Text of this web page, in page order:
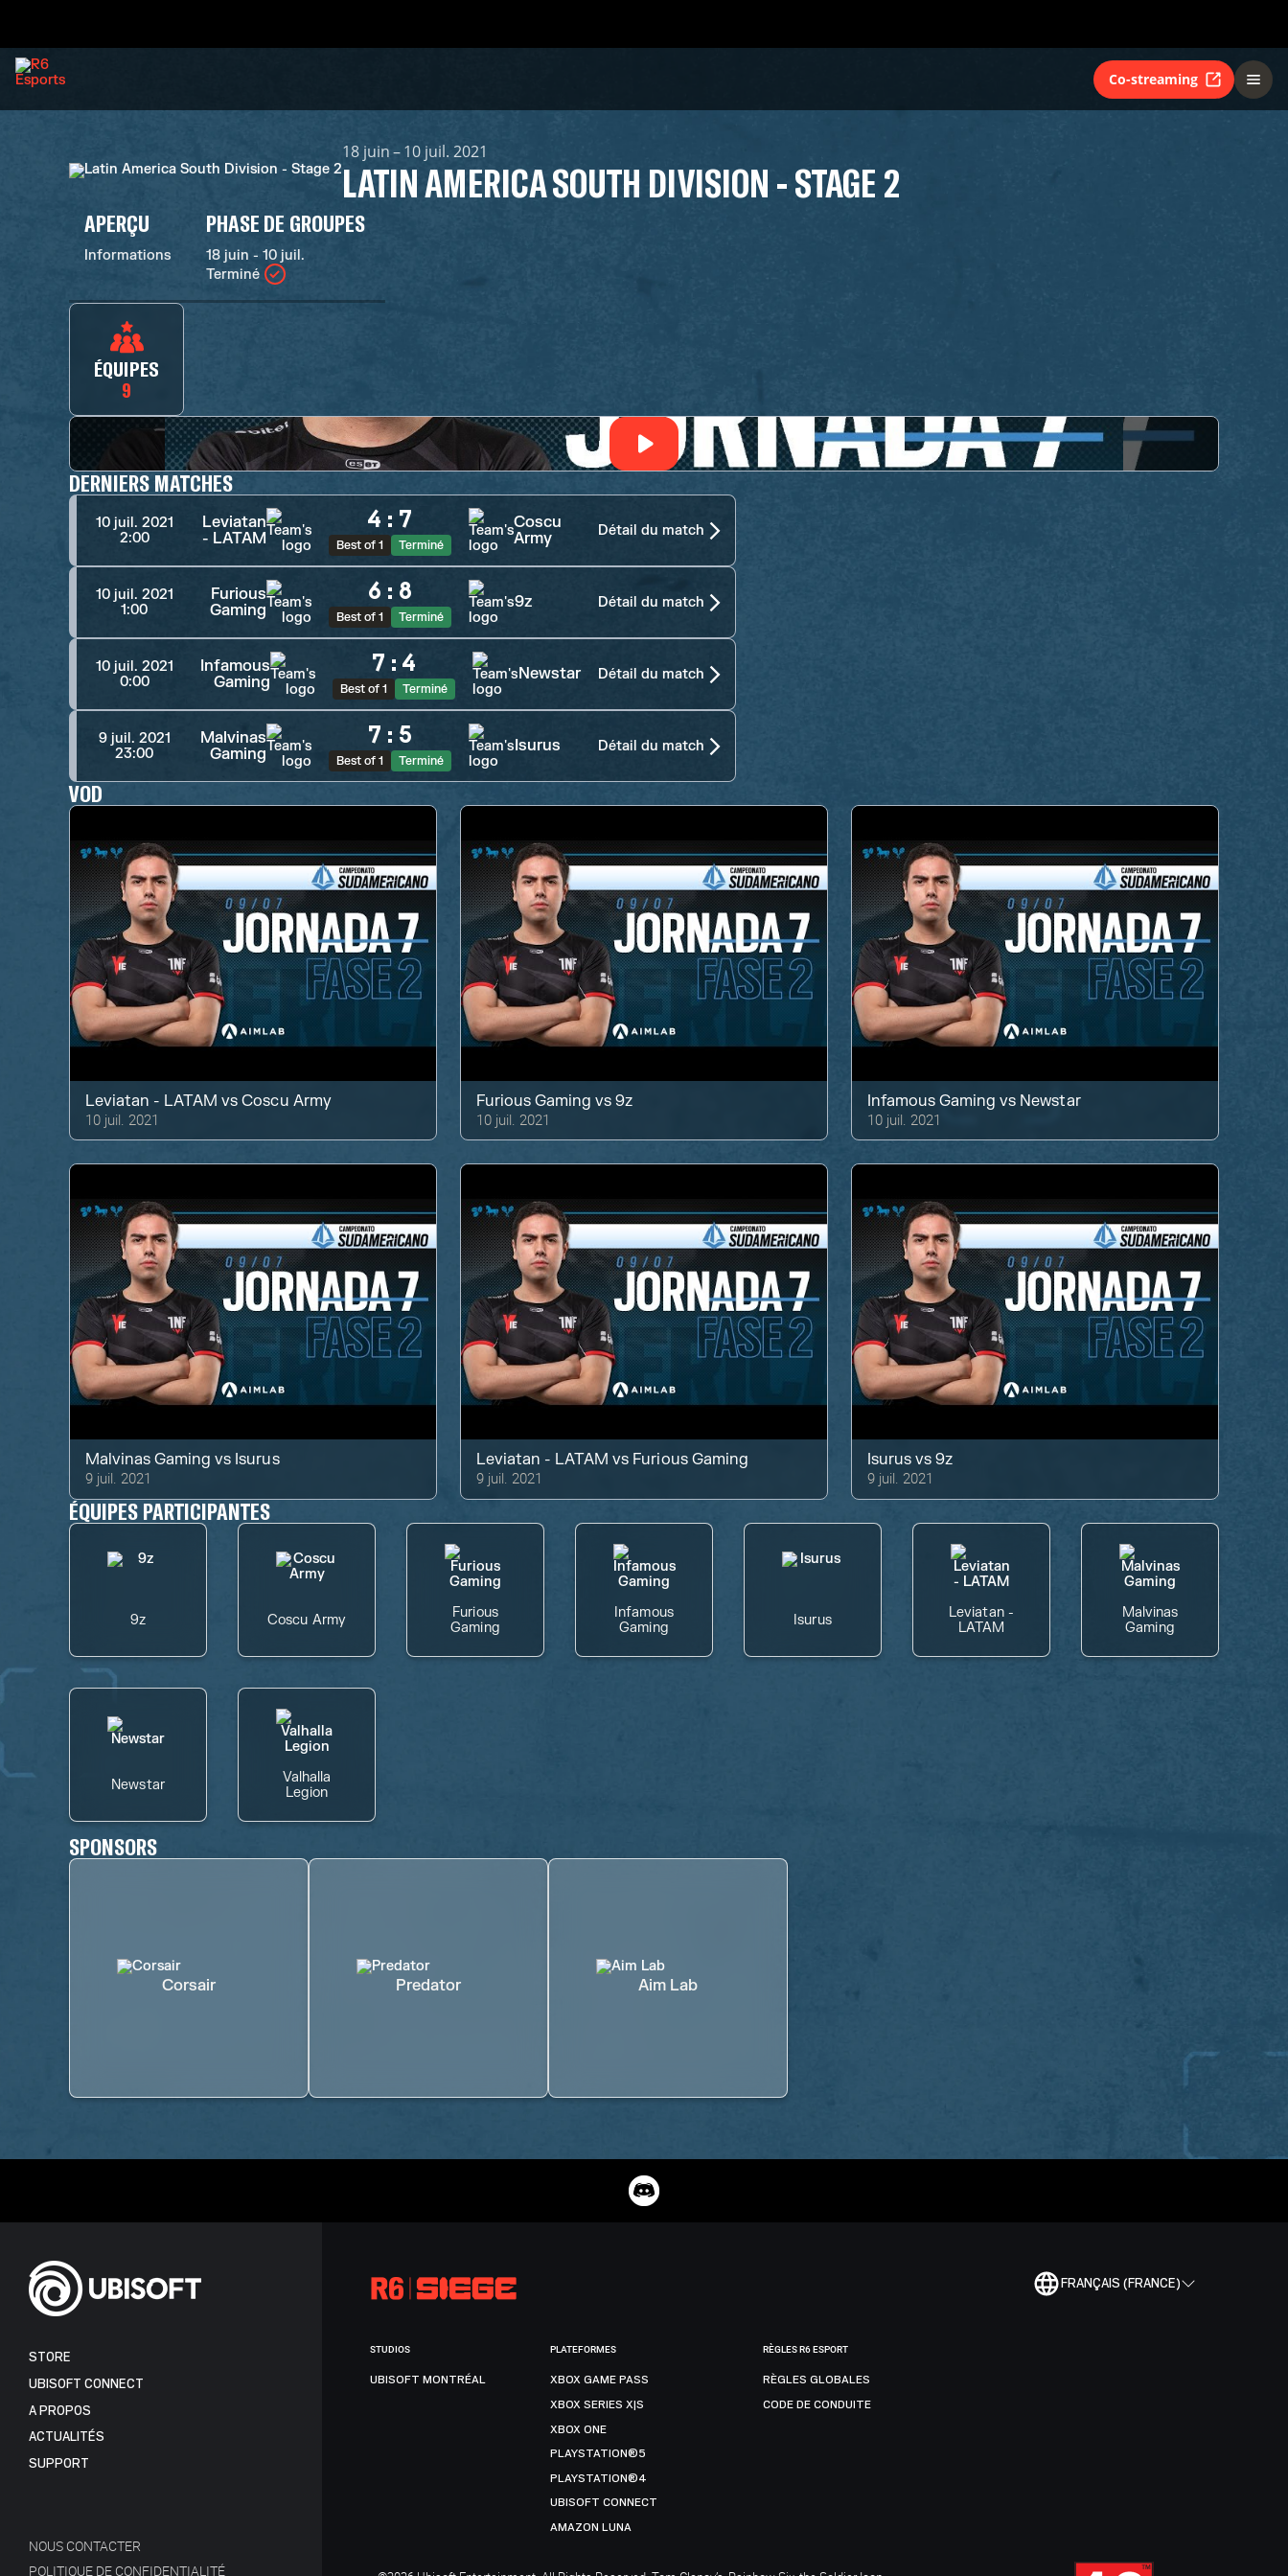
Co-streaming
18 juin – 10 juil. 2021
LATIN AMERICA SOUTH DIVISION - STAGE 2
APERÇU
Informations
PHASE DE GROUPES
18 juin - 10 juil.
Terminé
ÉQUIPES
9
DERNIERS MATCHES
10 juil. 2021
2:00
Leviatan
- LATAM
4 : 7
Best of 1 Terminé
Coscu
Army
Détail du match
10 juil. 2021
1:00
Furious
Gaming
6 : 8
Best of 1 Terminé
9z Détail du match
10 juil. 2021
0:00
Infamous
Gaming
7 : 4
Best of 1 Terminé
Newstar Détail du match
9 juil. 2021
23:00
Malvinas
Gaming
7 : 5
Best of 1 Terminé
Isurus Détail du match
VOD
Leviatan - LATAM vsCoscu Army
10 juil. 2021
Furious Gaming vs9z
10 juil. 2021
Infamous Gaming vs Newstar
10 juil. 2021
Malvinas Gaming vs Isurus
9 juil. 2021
Leviatan - LATAM vs Furious Gaming
9 juil. 2021
Isurus vs9z
9 juil. 2021
ÉQUIPES PARTICIPANTES
9z Coscu Army
Furious
Gaming
Infamous
Gaming
Isurus
Leviatan -
LATAM
Malvinas
Gaming
Newstar
Valhalla
Legion
SPONSORS
Corsair Predator Aim Lab
FRANÇAIS (FRANCE)
STORE
UBISOFT CONNECT
A PROPOS
ACTUALITÉS
SUPPORT
NOUS CONTACTER
POLITIQUE DE CONFIDENTIALITÉ
STUDIOS
UBISOFT MONTRÉAL
PLATEFORMES
XBOX GAME PASS
XBOX SERIES X|S
XBOX ONE
PLAYSTATION®5
PLAYSTATION®4
UBISOFT CONNECT
AMAZON LUNA
RÈGLES R6 ESPORT
RÈGLES GLOBALES
CODE DE CONDUITE